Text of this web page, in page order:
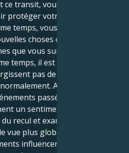
transit, vous pouvez avoir
protéger votre monde
temps, vous pourriez être
choses qui sont
que vous suivez
temps, il est possible que
pas de nulle part
Au lieu de vous
passés ou sur les
un sentiment de sécurité,
recul et examiner la
plus global. Considérez la
influencent les relations,